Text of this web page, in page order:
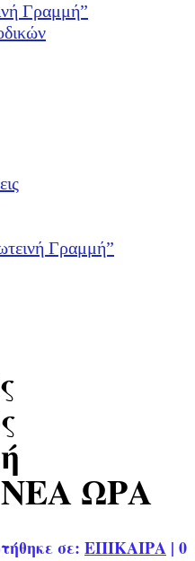
Γραμμή”
Γραμμή”
ΝΕΑ ΩΡΑ
σε: ΕΠΙΚΑΙΡΑ | 0